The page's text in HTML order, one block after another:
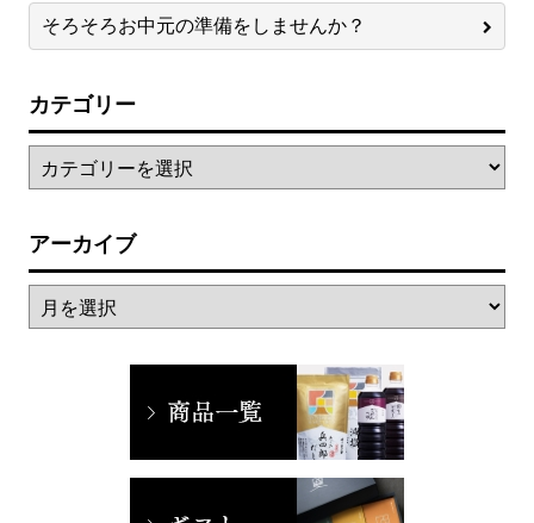
そろそろお中元の準備をしませんか？
カテゴリー
アーカイブ